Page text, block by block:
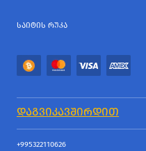
ᲡᲐᲘᲢᲘᲡ ᲠᲣᲙᲐ
ᲓᲐᲒᲕᲘᲙᲐᲕᲨᲘᲠᲓᲘᲗ
+995322110626